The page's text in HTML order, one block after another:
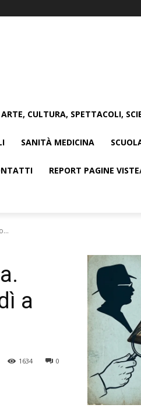
ARTE, CULTURA, SPETTACOLI,
SANITÀ MEDICINA
REPORT PAGINE
a
0
1634